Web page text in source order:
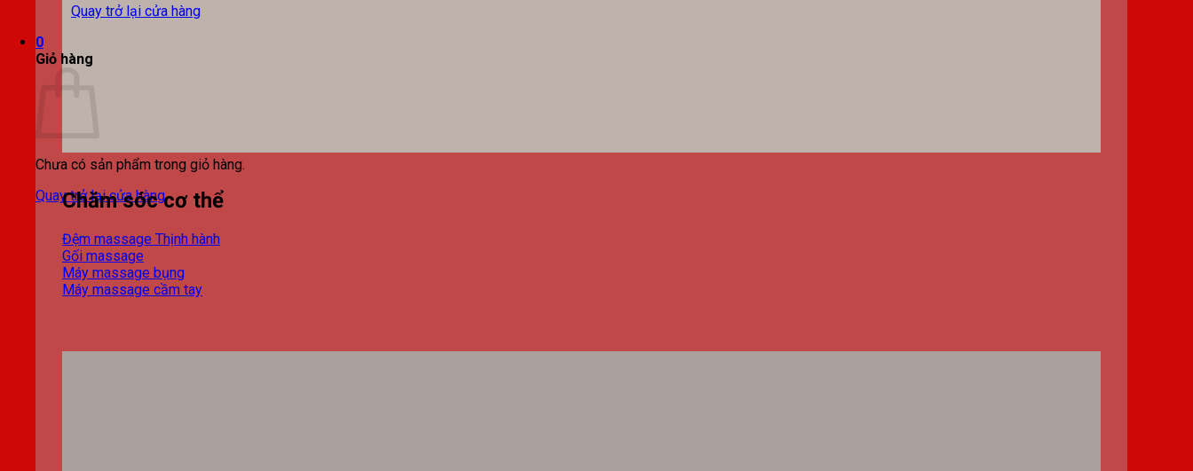
Quay trở lại cửa hàng
0
Giỏ hàng
Chưa có sản phẩm trong giỏ hàng.
Quay trở lại cửa hàng
Chăm sóc cơ thể
Đệm massage
Gối massage
Máy massage bụng
Máy massage cầm tay